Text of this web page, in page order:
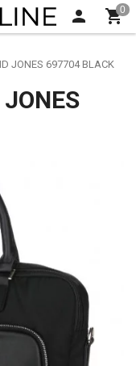
JONES 697704 BLACK